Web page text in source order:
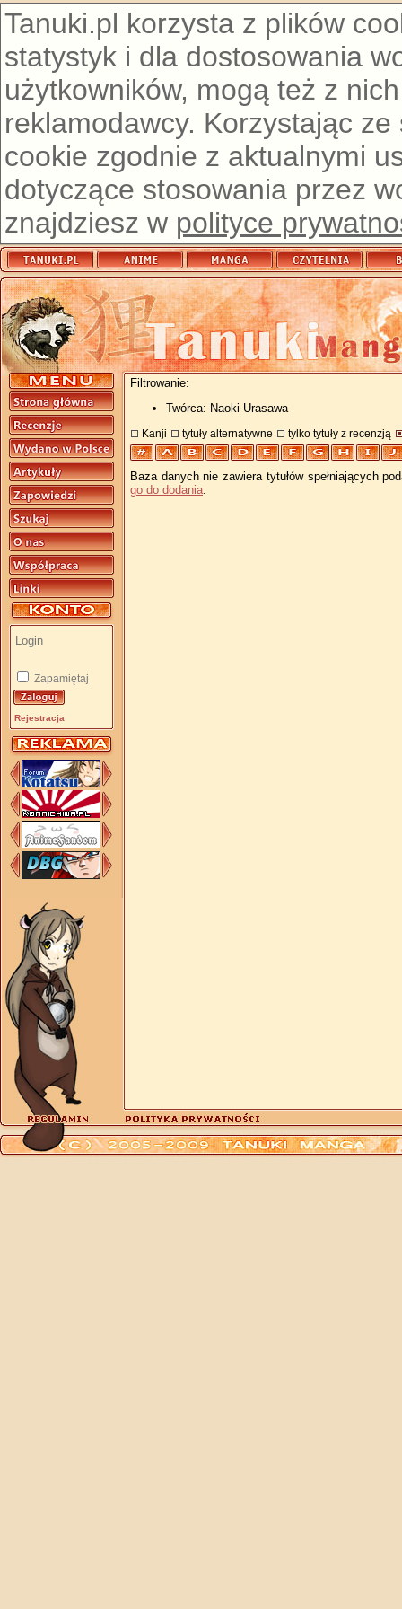
Tanuki.pl korzysta z plików
statystyk i dla dostosowania
użytkowników, mogą też z
reklamodawcy. Korzystając
cookie zgodnie z aktualnymi
dotyczące stosowania przez
znajdziesz w polityce
Zapamiętaj
Rejestracja
Filtrowanie:
Twórca: Naoki Urasawa
Kanji tytuły alternatywne tylko tytuły z recenzją
Baza danych nie zawiera tytułów spełniających
go do dodania.